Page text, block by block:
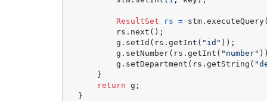
ResultSet rs =
        rs.next();
        g.setId(rs.getInt(
"id" ));
        g.setNumber(rs.getInt(
"number"
        g.setDepartment(rs.getString(
    }
return g;
}